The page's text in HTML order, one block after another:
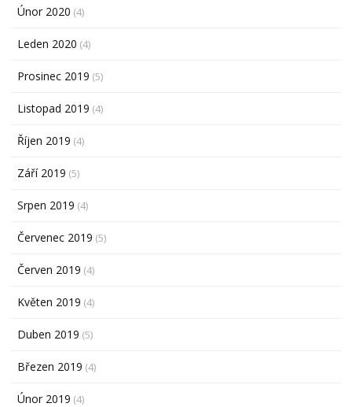
Únor 2020 (4)
Leden 2020 (4)
Prosinec 2019 (5)
Listopad 2019 (4)
Říjen 2019 (4)
Září 2019 (5)
Srpen 2019 (4)
Červenec 2019 (5)
Červen 2019 (4)
Květen 2019 (4)
Duben 2019 (5)
Březen 2019 (4)
Únor 2019 (4)